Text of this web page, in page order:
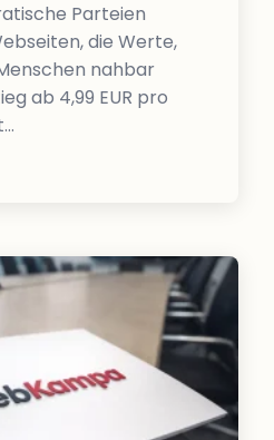
Parteien
die Werte,
nahbar
ab 4,99 EUR pro